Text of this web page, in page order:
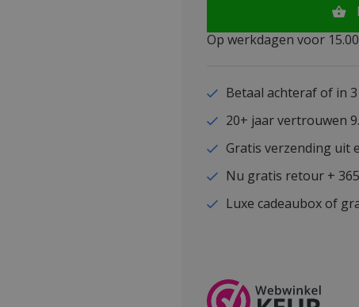
Op werkdagen voor
Betaal achteraf of in
20+ jaar vertrouwen
Gratis verzending uit
Nu gratis retour +
Luxe cadeaubox of